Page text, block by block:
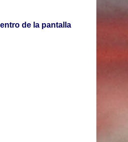
de la pantalla